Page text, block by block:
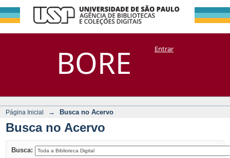
BORE
Busca no Acervo
DSpace/Manakin + CoriscoEntrar
Página Inicial → Busca no Acervo
Busca no Acervo
Busca: